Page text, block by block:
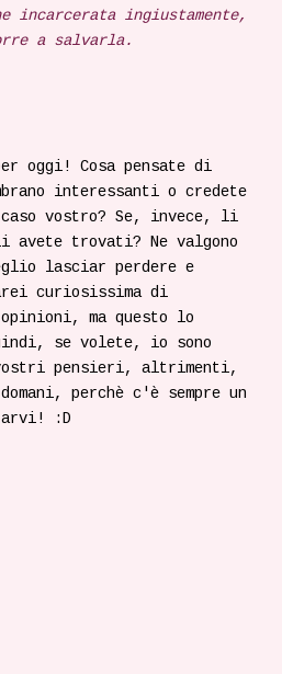
incarcerata ingiustamente,
a salvarla.
oggi! Cosa pensate di
interessanti o credete
vostro? Se, invece, li
trovati? Ne valgono
lasciar perdere e
curiosissima di
ma questo lo
se volete, io sono
pensieri, altrimenti,
perchè c'è sempre un
:D